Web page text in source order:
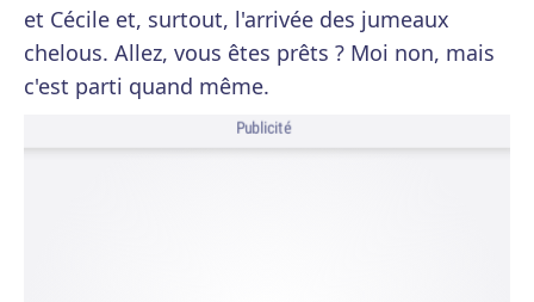
et Cécile et, surtout, l'arrivée des jumeaux
chelous. Allez, vous êtes prêts ? Moi non, mais
c'est parti quand même.
Publicité